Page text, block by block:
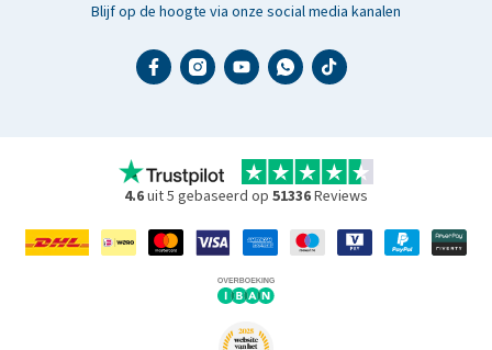
Blijf op de hoogte via onze social media kanalen
4.6uit 5 gebaseerd op 51336Reviews